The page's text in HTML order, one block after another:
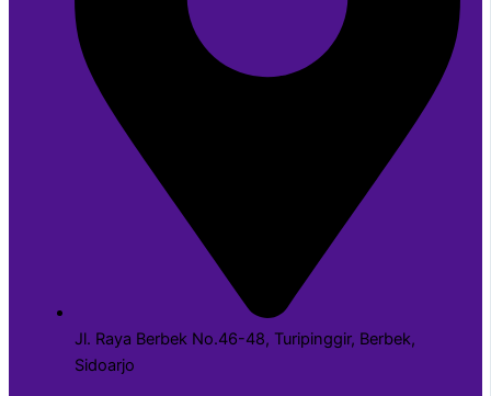
Jl. Raya Berbek No.46-48, Turipinggir, Berbek,
Sidoarjo